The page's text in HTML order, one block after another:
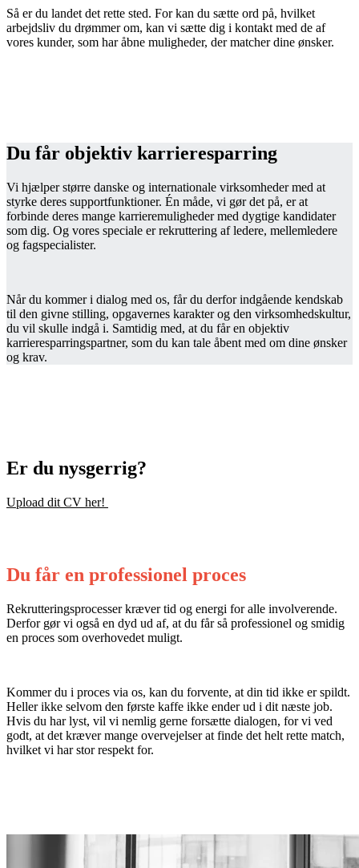
Så er du landet det rette sted. For kan du sætte ord på, hvilket
arbejdsliv du drømmer om, kan vi sætte dig i kontakt med de af
vores kunder, som har åbne muligheder, der matcher dine ønsker.
Du får objektiv karrieresparring
Vi hjælper større danske og internationale virksomheder med at
styrke deres supportfunktioner. Én måde, vi gør det på, er at
forbinde deres mange karrieremuligheder med dygtige kandidater
som dig. Og vores speciale er rekruttering af ledere, mellemledere
og fagspecialister.
Når du kommer i dialog med os, får du derfor indgående kendskab
til den givne stilling, opgavernes karakter og den virksomhedskultur,
du vil skulle indgå i. Samtidig med, at du får en objektiv
karrieresparringspartner, som du kan tale åbent med om dine ønsker
og krav.
Er du nysgerrig?
Upload dit CV her!
Du får en professionel proces
Rekrutteringsprocesser kræver tid og energi for alle involverende.
Derfor gør vi også en dyd ud af, at du får så professionel og smidig
en proces som overhovedet muligt.
Kommer du i proces via os, kan du forvente, at din tid ikke er spildt.
Heller ikke selvom den første kaffe ikke ender ud i dit næste job.
Hvis du har lyst, vil vi nemlig gerne forsætte dialogen, for vi ved
godt, at det kræver mange overvejelser at finde det helt rette match,
hvilket vi har stor respekt for.